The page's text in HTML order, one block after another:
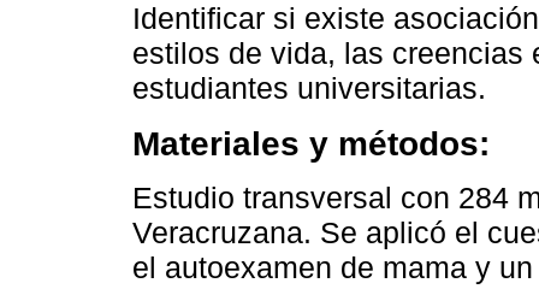
Identificar si existe
estilos de vida, las creencias
estudiantes universitarias.
Materiales y métodos:
Estudio transversal con 284
Veracruzana. Se aplicó el
el autoexamen de mama y